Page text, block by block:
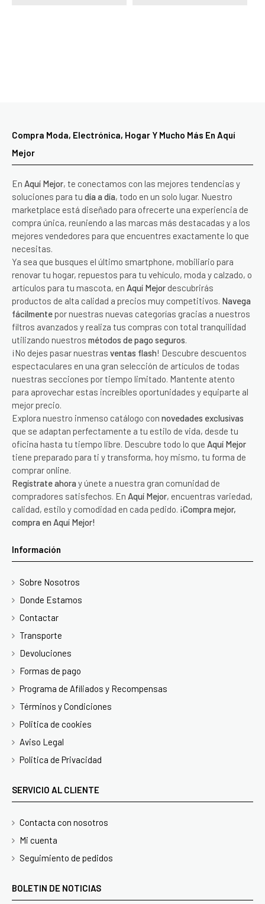
Compra Moda, Electrónica, Hogar Y Mucho Más En Aquí
Mejor
En Aquí Mejor, te conectamos con las mejores tendencias y
soluciones para tu día a día, todo en un solo lugar. Nuestro
marketplace está diseñado para ofrecerte una experiencia de
compra única, reuniendo a las marcas más destacadas y a los
mejores vendedores para que encuentres exactamente lo que
necesitas.
Ya sea que busques el último smartphone, mobiliario para
renovar tu hogar, repuestos para tu vehículo, moda y calzado, o
artículos para tu mascota, en Aquí Mejor descubrirás
productos de alta calidad a precios muy competitivos. Navega
fácilmente por nuestras nuevas categorías gracias a nuestros
filtros avanzados y realiza tus compras con total tranquilidad
utilizando nuestros métodos de pago seguros.
¡No dejes pasar nuestras ventas flash! Descubre descuentos
espectaculares en una gran selección de artículos de todas
nuestras secciones por tiempo limitado. Mantente atento
para aprovechar estas increíbles oportunidades y equiparte al
mejor precio.
Explora nuestro inmenso catálogo con novedades exclusivas
que se adaptan perfectamente a tu estilo de vida, desde tu
oficina hasta tu tiempo libre. Descubre todo lo que Aquí Mejor
tiene preparado para ti y transforma, hoy mismo, tu forma de
comprar online.
Regístrate ahora y únete a nuestra gran comunidad de
compradores satisfechos. En Aquí Mejor, encuentras variedad,
calidad, estilo y comodidad en cada pedido. ¡Compra mejor,
compra en Aquí Mejor!
Información
Sobre Nosotros
Donde Estamos
Contactar
Transporte
Devoluciones
Formas de pago
Programa de Afiliados y Recompensas
Términos y Condiciones
Politica de cookies
Aviso Legal
Politica de Privacidad
SERVICIO AL CLIENTE
Contacta con nosotros
Mi cuenta
Seguimiento de pedidos
BOLETIN DE NOTICIAS